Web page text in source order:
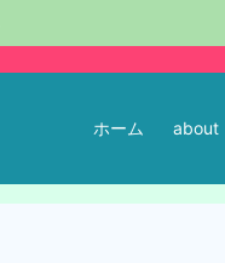
ホーム about